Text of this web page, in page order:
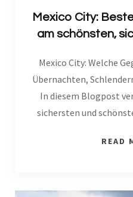
Mexico City:
am schönsten,
Mexico City: Welche
Übernachten,
In diesem Blogpost
sichersten und
READ